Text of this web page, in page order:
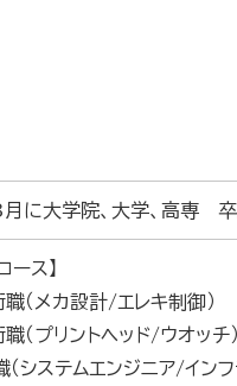
に大学院、大学、高専
ース】
（メカ設計/エレキ制御）
（プリントヘッド/ウオッチ）
システムエンジニア/インフ